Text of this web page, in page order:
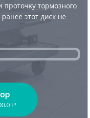
тормозного
этот диск не
₽